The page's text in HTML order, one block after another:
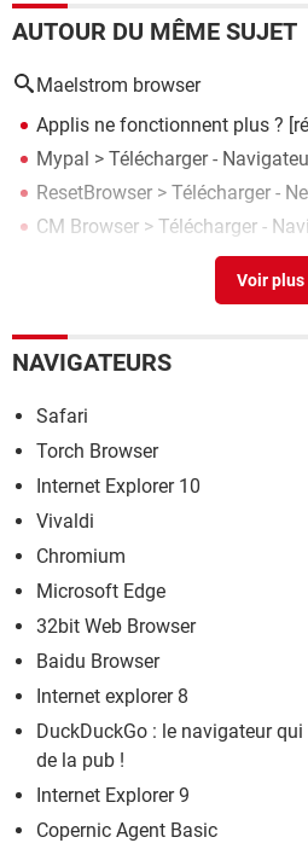
AUTOUR DU MÊME SUJET
Maelstrom browser
Applis ne fonctionnent plus ?
Mypal > Télécharger -
ResetBrowser > Télécharger -
CM Browser > Télécharger -
Baidu Browser for Tablet>
NAVIGATEURS
Safari
Torch Browser
Internet Explorer 10
Vivaldi
Chromium
Microsoft Edge
32bit Web Browser
Baidu Browser
Internet explorer 8
DuckDuckGo : le navigateur
de la pub !
Internet Explorer 9
Copernic Agent Basic